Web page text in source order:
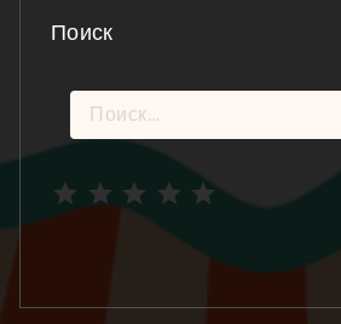
Поиск
Найти: